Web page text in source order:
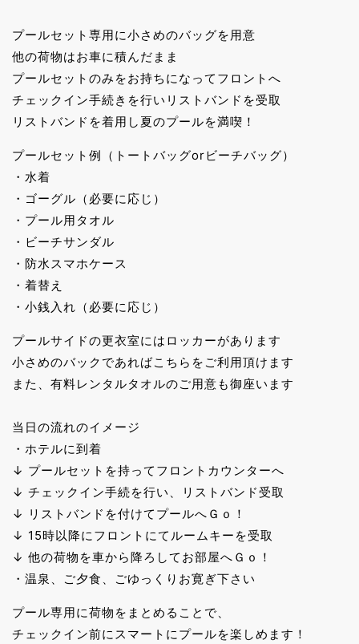
プールセット専用に小さめのバッグを用意
他の荷物はお車に積んだまま
プールセットのみをお持ちになってフロントへ
チェックイン手続きを行いリストバンドを受取
リストバンドを着用し夏のプールを満喫！
プールセット例（トートバッグorビーチバッグ）
・水着
・ゴーグル（必要に応じ）
・プール用タオル
・ビーチサンダル
・防水スマホケース
・着替え
・小銭入れ（必要に応じ）
プールサイドの更衣室にはロッカーがあります
小さめのバックであればこちらをご利用頂けます
また、有料レンタルタオルのご用意も御座います
当日の流れのイメージ
・ホテルに到着
↓ プールセットを持ってフロントカウンターへ
↓ チェックイン手続を行い、リストバンド受取
↓ リストバンドを付けてプールへＧｏ！
↓ 15時以降にフロントにてルームキーを受取
↓ 他の荷物を車から降ろしてお部屋へＧｏ！
・温泉、ご夕食、ごゆっくりお寛ぎ下さい
プール専用に荷物をまとめることで、
チェックイン前にスマートにプールを楽しめます！